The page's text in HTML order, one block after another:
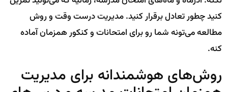
کنید چطور تعادل برقرار کنید. مدیریت درست وقت و روش
مطالعه می‌تونه شما رو برای امتحانات و کنکور همزمان آماده
کنه.
روش‌های هوشمندانه برای مدیریت